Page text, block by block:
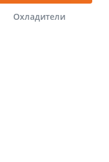
Охладители